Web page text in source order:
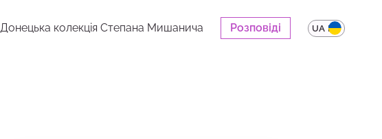
UA EN
Донецька колекція Степана Мишанича Розповіді